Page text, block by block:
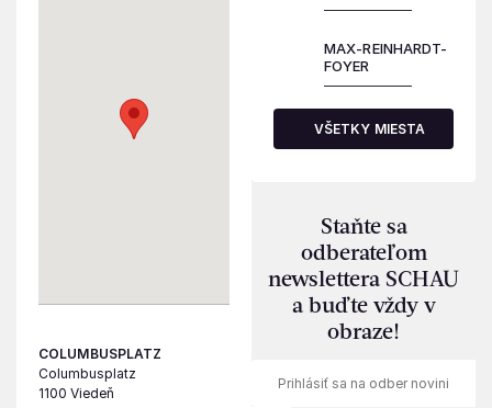
COLUMBUSPLATZ
Columbusplatz
1100 Viedeň
MAX-REINHARDT-
FOYER
VŠETKY MIESTA
Staňte sa
odberateľom
newslettera SCHAU
a buďte vždy v
obraze!